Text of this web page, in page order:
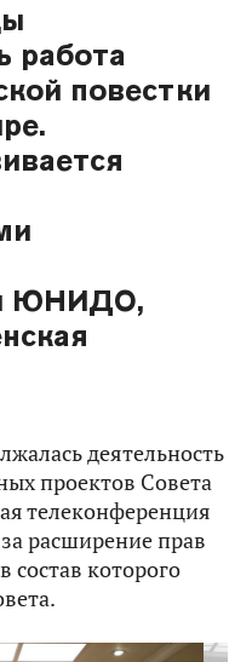
работа
повестки
ЮНИДО,
деятельность
проектов Совета
телеконференция
расширение прав
которого